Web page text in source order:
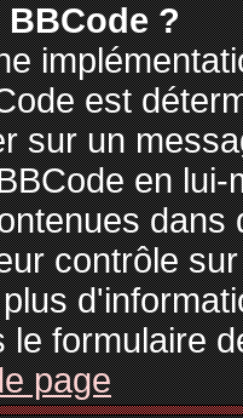
?
est
sur un
en
contrôle
le formulaire
page